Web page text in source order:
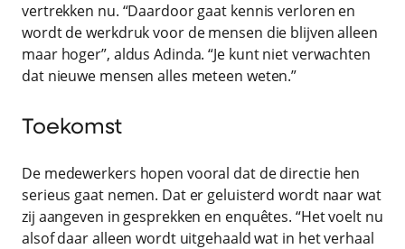
vertrekken nu. “Daardoor gaat kennis verloren en
wordt de werkdruk voor de mensen die blijven alleen
maar hoger”, aldus Adinda. “Je kunt niet verwachten
dat nieuwe mensen alles meteen weten.”
Toekomst
De medewerkers hopen vooral dat de directie hen
serieus gaat nemen. Dat er geluisterd wordt naar wat
zij aangeven in gesprekken en enquêtes. “Het voelt nu
alsof daar alleen wordt uitgehaald wat in het verhaal